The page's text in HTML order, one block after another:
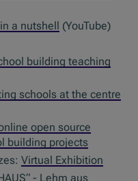
a nutshell (YouTube)
building teaching
schools at the centre
open source
building projects
Virtual Exhibition
- Lehm aus